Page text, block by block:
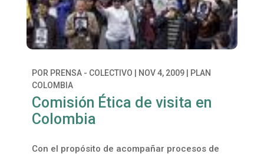
POR PRENSA - COLECTIVO NOV 4, 2009|
PLAN
COLOMBIA
Comisión Ética de visita en
Colombia
Con el propósito de acompañar procesos de